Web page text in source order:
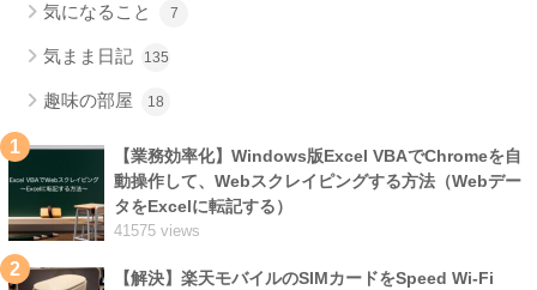
気になること 7
気まま日記 135
趣味の部屋 18
1
【業務効率化】Windows版Excel VBAでChromeを自
動操作して、Webスクレイピングする方法（Webデー
タをExcelに転記する）
41575 views
2
【解決】楽天モバイルのSIMカードをSpeed Wi-Fi